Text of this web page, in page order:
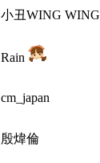
小丑WING WING
Rain
cm_japan
殷煒倫